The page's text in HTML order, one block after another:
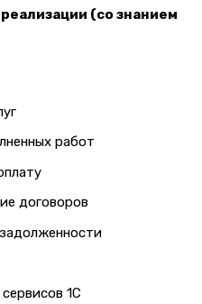
(со знанием
работ
договоров
1С